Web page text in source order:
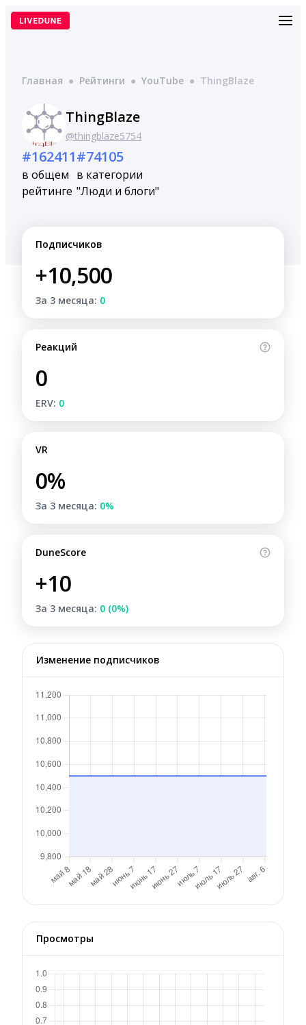
Перейти
Главная ● Рейтинги ● YouTube ● ThingBlaze
ThingBlaze
@thingblaze5754
#162411
в общем
рейтинге
#74105
в категории
"Люди и блоги"
Подписчиков
+10,500
За 3 месяца: 0
Реакций
0
ERV: 0
VR
0%
За 3 месяца: 0%
DuneScore
+10
За 3 месяца: 0 (0%)
Изменение подписчиков
Просмотры